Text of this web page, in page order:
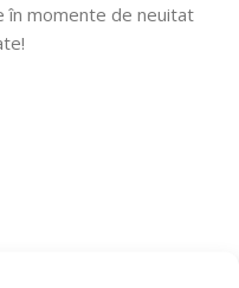
în momente de neuitat